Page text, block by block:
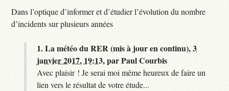
Dans l’optique d’informer et d’étudier l’évolution du nombre
d’incidents sur plusieurs années
1.La météo du RER (mis à jour en continu),3
janvier 2017, 19:13,parPaul Courbis
Avec plaisir ! Je serai moi même heureux de faire un
lien vers le résultat de votre étude...